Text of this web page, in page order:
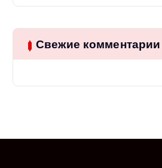
Свежие комментарии